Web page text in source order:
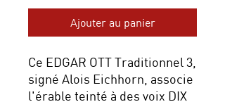
Ajouter au panier
Ce EDGAR OTT Traditionnel 3,
signé Alois Eichhorn, associe
l'érable teinté à des voix DIX